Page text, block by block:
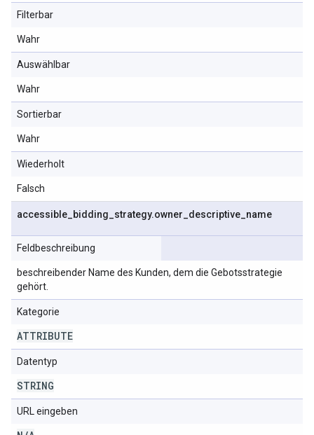
Filterbar
Wahr
Auswählbar
Wahr
Sortierbar
Wahr
Wiederholt
Falsch
accessible bidding strategy.owner descriptive name
Feldbeschreibung
beschreibender Name des Kunden, dem die Gebotsstrategie
gehört.
Kategorie
ATTRIBUTE
Datentyp
STRING
URL eingeben